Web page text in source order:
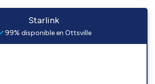
Starlink
99% disponible en Ottsville